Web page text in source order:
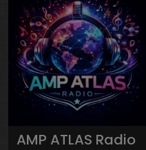
AMP ATLAS Radio